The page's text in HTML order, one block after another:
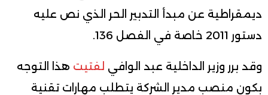
ديمقراطية عن مبدأ التدبير الحر الذي نص عليه
دستور 2011 خاصة في الفصل 136.
وقد برر وزير الداخلية عبد الوافي لفتيت هذا التوجه
بكون منصب مدير الشركة يتطلب مهارات تقنية